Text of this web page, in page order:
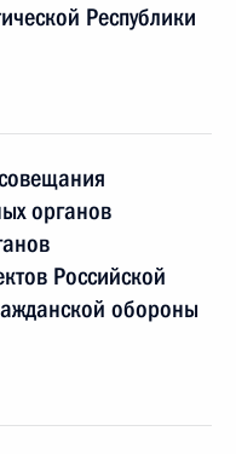
Республики
органов
Российской
обороны